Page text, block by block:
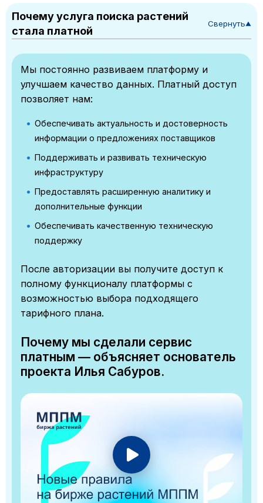
Почему услуга поиска растений
стала платной
Свернуть▼
Мы постоянно развиваем платформу и
улучшаем качество данных. Платный доступ
позволяет нам:
Обеспечивать актуальность и достоверность
информации о предложениях поставщиков
Поддерживать и развивать техническую
инфраструктуру
Предоставлять расширенную аналитику и
дополнительные функции
Обеспечивать качественную техническую
поддержку
После авторизации вы получите доступ к
полному функционалу платформы с
возможностью выбора подходящего
тарифного плана.
Почему мы сделали сервис
платным — объясняет основатель
проекта Илья Сабуров.